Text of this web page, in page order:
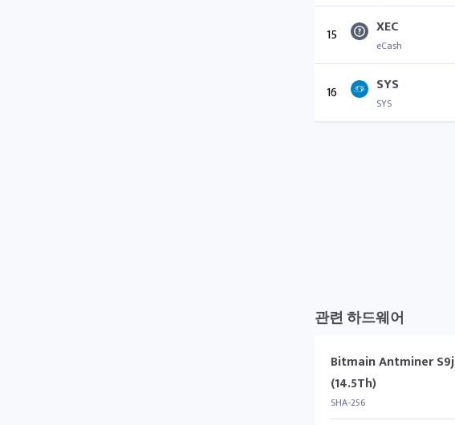
15 XEC
eCash
16 SYS
SYS
관련 하드웨어
Bitmain Antminer S9j
(14.5Th)
SHA-256